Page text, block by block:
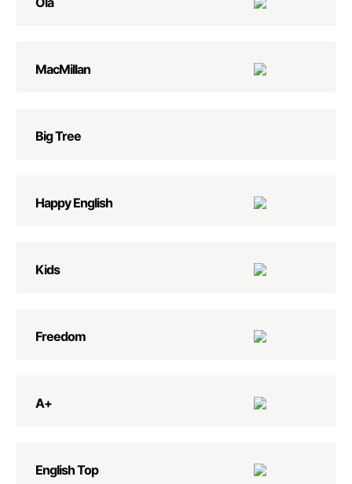
MacMillan
Big Tree
Happy English
Kids
Freedom
А+
English Top